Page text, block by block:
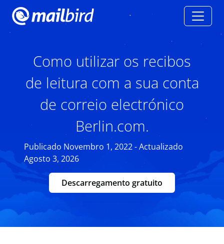
Como utilizar os recibos
de leitura com a sua conta
de correio electrónico
Berlin.com.
Publicado Novembro 1, 2022 - Actualizado
Agosto 3, 2026
Descarregamento gratuito